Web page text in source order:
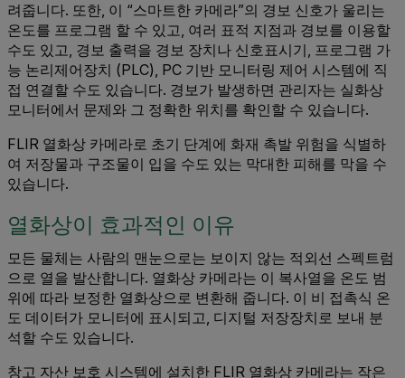
려줍니다. 또한, 이 “스마트한 카메라”의 경보 신호가 울리는
온도를 프로그램 할 수 있고, 여러 표적 지점과 경보를 이용할
수도 있고, 경보 출력을 경보 장치나 신호표시기, 프로그램 가
능 논리제어장치 (PLC), PC 기반 모니터링 제어 시스템에 직
접 연결할 수도 있습니다. 경보가 발생하면 관리자는 실화상
모니터에서 문제와 그 정확한 위치를 확인할 수 있습니다.
FLIR 열화상 카메라로 초기 단계에 화재 촉발 위험을 식별하
여 저장물과 구조물이 입을 수도 있는 막대한 피해를 막을 수
있습니다.
열화상이 효과적인 이유
모든 물체는 사람의 맨눈으로는 보이지 않는 적외선 스펙트럼
으로 열을 발산합니다. 열화상 카메라는 이 복사열을 온도 범
위에 따라 보정한 열화상으로 변환해 줍니다. 이 비 접촉식 온
도 데이터가 모니터에 표시되고, 디지털 저장장치로 보내 분
석할 수도 있습니다.
창고 자산 보호 시스템에 설치한 FLIR 열화상 카메라는 작은